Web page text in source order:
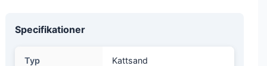
Specifikationer
Typ Kattsand